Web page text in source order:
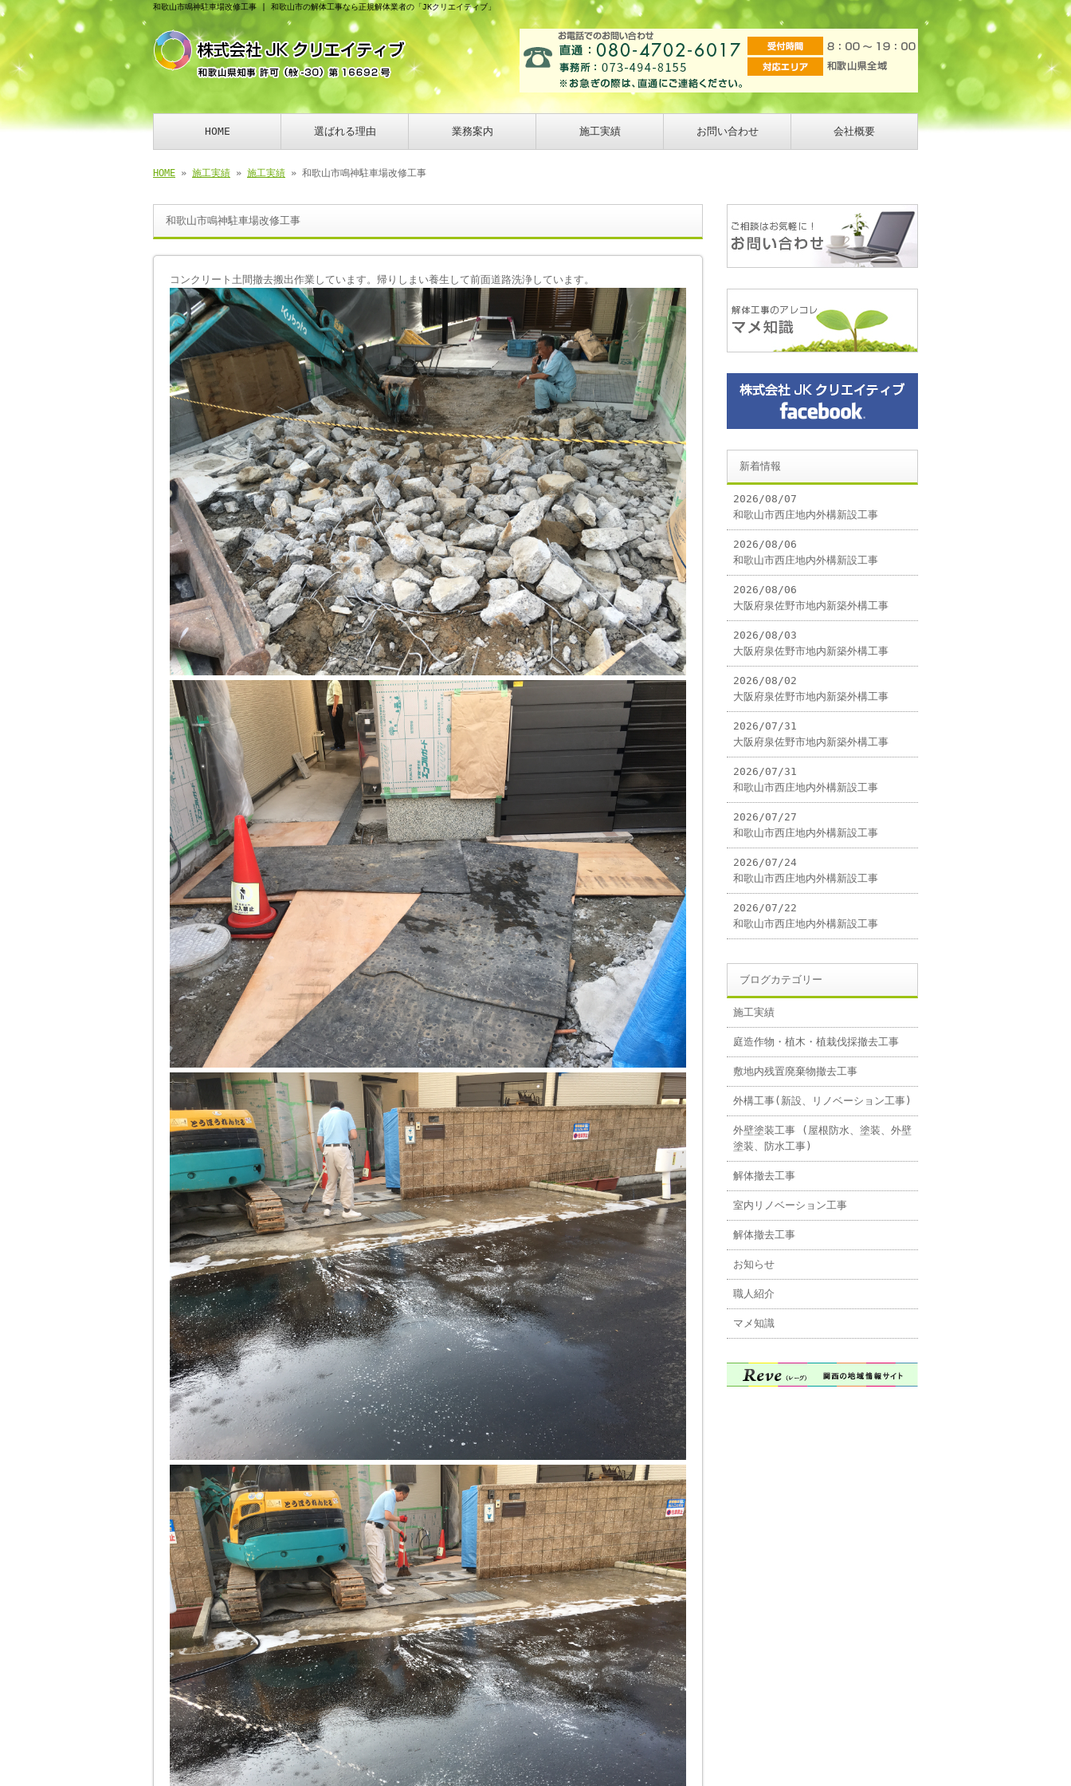
和歌山市鳴神駐車場改修工事 | 和歌山市の解体工事なら正規解体業者の「JKクリエイティブ」
HOME 選ばれる理由 業務案内 施工実績 お問い合わせ 会社概要
HOME » 施工実績 » 施工実績 » 和歌山市鳴神駐車場改修工事
和歌山市鳴神駐車場改修工事
コンクリート土間撤去搬出作業しています。帰りしまい養生して前面道路洗浄しています。
新着情報
2026/08/07
和歌山市西庄地内外構新設工事
2026/08/06
和歌山市西庄地内外構新設工事
2026/08/06
大阪府泉佐野市地内新築外構工事
2026/08/03
大阪府泉佐野市地内新築外構工事
2026/08/02
大阪府泉佐野市地内新築外構工事
2026/07/31
大阪府泉佐野市地内新築外構工事
2026/07/31
和歌山市西庄地内外構新設工事
2026/07/27
和歌山市西庄地内外構新設工事
2026/07/24
和歌山市西庄地内外構新設工事
2026/07/22
和歌山市西庄地内外構新設工事
ブログカテゴリー
施工実績
庭造作物・植木・植栽伐採撤去工事
敷地内残置廃棄物撤去工事
外構工事(新設、リノベーション工事)
外壁塗装工事 (屋根防水、塗装、外壁
塗装、防水工事)
解体撤去工事
室内リノベーション工事
解体撤去工事
お知らせ
職人紹介
マメ知識